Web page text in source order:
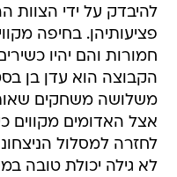
להיבדק על ידי הצוות
פציעותיהן. בחיפה
חמורות והם יהיו
הקבוצה הוא עדן בן
משלושה משחקים
אצל האדומים מקווים
לחזרה למסלול
לא גילה יכולת טובה